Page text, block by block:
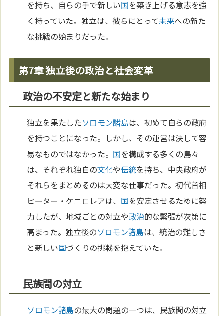
を持ち、自らの手で新しい国を築き上げる意志を強
く持っていた。独立は、彼らにとって未来への新た
な挑戦の始まりだった。
第7章 独立後の政治と社会変革
政治の不安定と新たな始まり
独立を果たしたソロモン諸島は、初めて自らの政府
を持つことになった。しかし、その運営は決して容
易なものではなかった。 国を構成する多くの島々
は、それぞれ独自の文化や伝統を持ち、中央政府が
それらをまとめるのは大変な仕事だった。初代首相
ピーター・ケニロレアは、 国を安定させるために努
力したが、地域ごとの対立や政治的な緊張が次第に
高まった。独立後のソロモン諸島は、統治の難しさ
と新しい国づくりの挑戦を抱えていた。
民族間の対立
ソロモン諸島の最大の問題の一つは、民族間の対立